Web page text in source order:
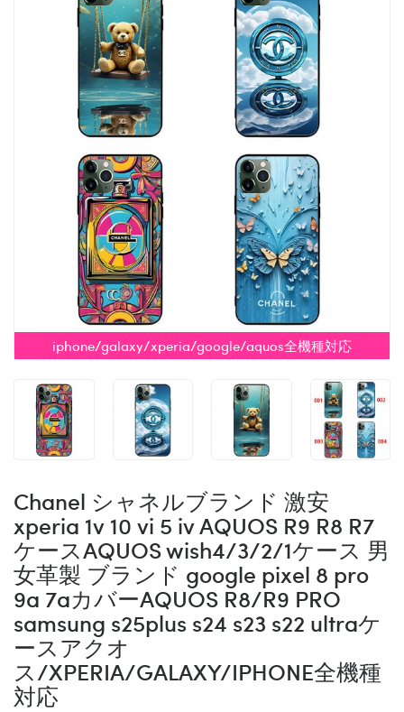
iphone/galaxy/xperia/google/aquos全機種対応
Chanel シャネルブランド 激安
xperia 1v 10 vi 5 iv AQUOS R9 R8 R7
ケースAQUOS wish4/3/2/1ケース 男
女革製 ブランド google pixel 8 pro
9a 7aカバーAQUOS R8/R9 PRO
samsung s25plus s24 s23 s22 ultraケ
ースアクオ
ス/XPERIA/GALAXY/IPHONE全機種
対応